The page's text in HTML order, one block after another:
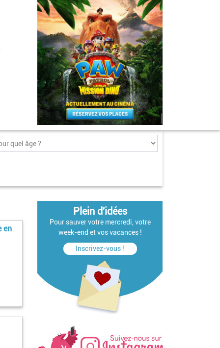
en
Plein d'idées
Pour sauver votre mercredi, votre
week-end et vos vacances !
Inscrivez-vous !